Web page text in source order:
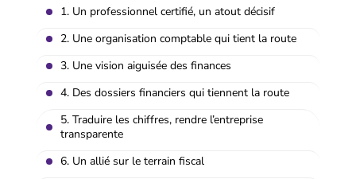
1. Un professionnel certifié, un atout décisif
2. Une organisation comptable qui tient la route
3. Une vision aiguisée des finances
4. Des dossiers financiers qui tiennent la route
5. Traduire les chiffres, rendre l’entreprise
transparente
6. Un allié sur le terrain fiscal